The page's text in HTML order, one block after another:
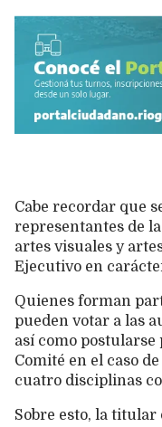
Cabe recordar que
representantes de
artes visuales y
Ejecutivo en
Quienes forman
pueden votar a las
así como
Comité en el caso
cuatro disciplinas
Sobre esto, la